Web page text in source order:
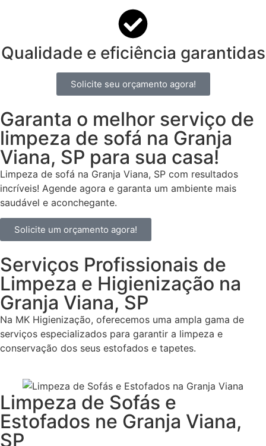
Qualidade e eficiência garantidas
Solicite seu orçamento agora!
Garanta o melhor serviço de
limpeza de sofá na Granja
Viana, SP para sua casa!
Limpeza de sofá na Granja Viana, SP com resultados
incríveis! Agende agora e garanta um ambiente mais
saudável e aconchegante.
Solicite um orçamento agora!
Serviços Profissionais de
Limpeza e Higienização na
Granja Viana, SP
Na MK Higienização, oferecemos uma ampla gama de
serviços especializados para garantir a limpeza e
conservação dos seus estofados e tapetes.
Limpeza de Sofás e
Estofados ne Granja Viana,
SP